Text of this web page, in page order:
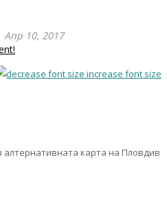
Апр 10, 2017
increase font size